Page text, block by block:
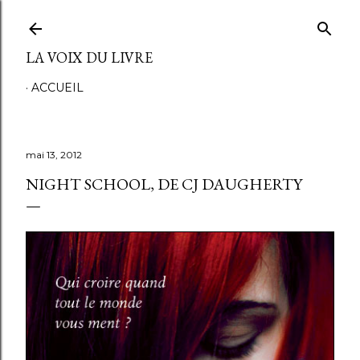
LA VOIX DU LIVRE
ACCUEIL
mai 13, 2012
NIGHT SCHOOL, DE CJ DAUGHERTY